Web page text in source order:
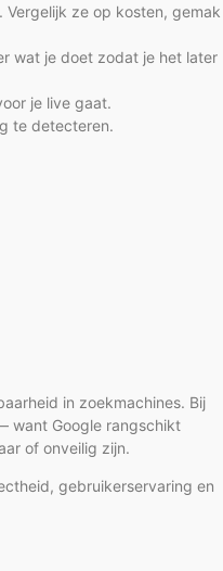
Vergelijk ze op kosten, gemak
wat je doet zodat je het later
je live gaat.
te detecteren.
in zoekmachines. Bij
want Google rangschikt
of onveilig zijn.
gebruikerservaring en